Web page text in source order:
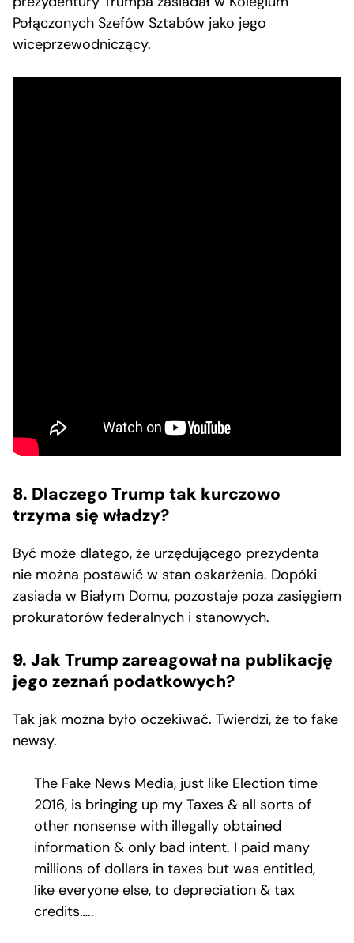
Połączonych Szefów Sztabów jako jego
wiceprzewodniczący.
8. Dlaczego Trump tak kurczowo
trzyma się władzy?
Być może dlatego, że urzędującego prezydenta
nie można postawić w stan oskarżenia. Dopóki
zasiada w Białym Domu, pozostaje poza zasięgiem
prokuratorów federalnych i stanowych.
9. Jak Trump zareagował na publikację
jego zeznań podatkowych?
Tak jak można było oczekiwać. Twierdzi, że to fake
newsy.
The Fake News Media, just like Election time
2016, is bringing up my Taxes & all sorts of
other nonsense with illegally obtained
information & only bad intent. I paid many
millions of dollars in taxes but was entitled,
like everyone else, to depreciation & tax
credits…..